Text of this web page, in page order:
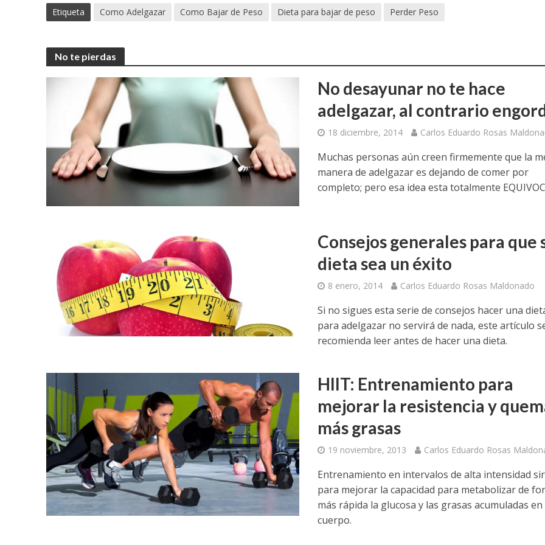
Etiqueta Como Adelgazar Como Bajar de Peso Dieta para bajar de peso Perder Peso
No te pierdas
No desayunar no te hace
adelgazar, al contrario
18 diciembre, 2014 Carlos Eduardo Rosas
Muchas personas aún creen firmemente que la
manera de adelgazar es dejando de comer por
completo; pero esa idea esta totalmente
Consejos generales para que
dieta sea un éxito
8 enero, 2014 Carlos Eduardo Rosas Maldonado
Si no sigues esta serie de consejos hacer una
para adelgazar no servirá de nada, este artículo
recomienda leer antes de hacer una dieta.
HIIT: Entrenamiento para
mejorar la resistencia y
más grasas
19 noviembre, 2013 Carlos Eduardo Rosas
Entrenamiento en intervalos de alta intensidad
para mejorar la capacidad para metabolizar de
más rápida la glucosa y las grasas acumuladas en
cuerpo.